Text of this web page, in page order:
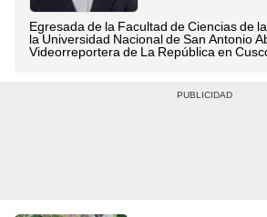
Egresada de la Facultad de Ciencias de
la Universidad Nacional de San Antonio
Videorreportera de La República en